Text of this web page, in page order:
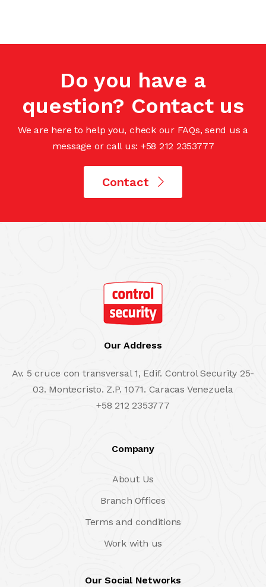
Do you have a
question? Contact us
We are here to help you, check our FAQs, send us a
message or call us: +58 212 2353777
Contact
Our Address
Av. 5 cruce con transversal 1, Edif. Control Security 25-
03. Montecristo. Z.P. 1071. Caracas Venezuela
+58 212 2353777
Company
About Us
Branch Offices
Terms and conditions
Work with us
Our Social Networks